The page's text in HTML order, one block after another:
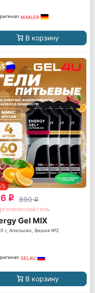
MAXLER
В корзину
q 890q
гель
Gel MIX
г, Апельсин, Вишня №2
GEL4U
В корзину